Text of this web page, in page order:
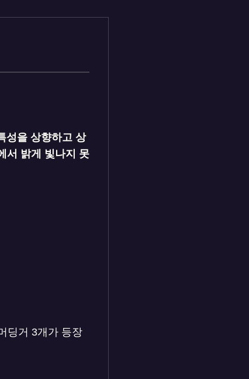
성을 상향하고 상
서 밝게 빛나지 못
딩거 3개가 등장